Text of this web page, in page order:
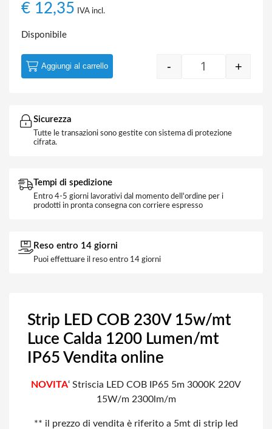
€ 12,35 IVA incl.
Disponibile
Strip LED COB
- +
Aggiungi al carrello
Sicurezza
Tutte le transazioni sono gestite con sistema di protezione
cifrata.
Tempi di spedizione
Entro 4-5 giorni lavorativi dal momento dell'ordine per i
prodotti in pronta consegna con corriere espresso
Reso entro 14 giorni
Puoi effettuare il reso entro 14 giorni
Strip LED COB 230V 15w/mt
Luce Calda 1200 Lumen/mt
IP65 Vendita online
NOVITA‘ Striscia LED COB IP65 5m 3000K 220V
15W/m 2300lm/m
** il prezzo di vendita è riferito a 5mt di strip led